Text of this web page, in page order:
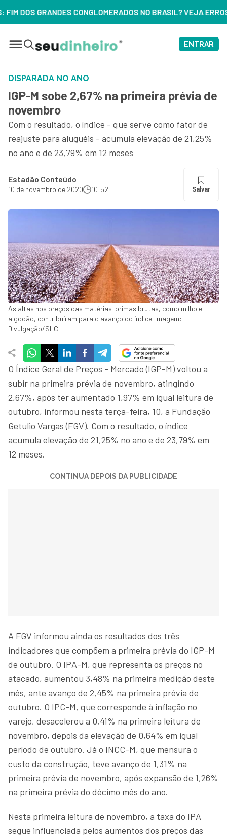
NO BRASIL? VEJA ERROS DE 3 DELES – ASSISTA
ENTRAR
DISPARADA NO ANO
IGP-M sobe 2,67% na primeira prévia de
novembro
Com o resultado, o índice - que serve como fator de
reajuste para aluguéis - acumula elevação de 21,25%
no ano e de 23,79% em 12 meses
Estadão Conteúdo
10 de novembro de 2020 10:52 Salvar
As altas nos preços das matérias-primas brutas, como milho e
algodão, contribuíram para o avanço do índice. Imagem:
Divulgação/SLC
O Índice Geral de Preços - Mercado (IGP-M) voltou a
subir na primeira prévia de novembro, atingindo
2,67%, após ter aumentado 1,97% em igual leitura de
outubro, informou nesta terça-feira, 10, a Fundação
Getulio Vargas (FGV). Com o resultado, o índice
acumula elevação de 21,25% no ano e de 23,79% em
12 meses.
CONTINUA DEPOIS DA PUBLICIDADE
A FGV informou ainda os resultados dos três
indicadores que compõem a primeira prévia do IGP-M
de outubro. O IPA-M, que representa os preços no
atacado, aumentou 3,48% na primeira medição deste
mês, ante avanço de 2,45% na primeira prévia de
outubro. O IPC-M, que corresponde à inflação no
varejo, desacelerou a 0,41% na primeira leitura de
novembro, depois da elevação de 0,64% em igual
período de outubro. Já o INCC-M, que mensura o
custo da construção, teve avanço de 1,31% na
primeira prévia de novembro, após expansão de 1,26%
na primeira prévia do décimo mês do ano.
Nesta primeira leitura de novembro, a taxa do IPA
segue influenciada pelos aumentos dos preços das